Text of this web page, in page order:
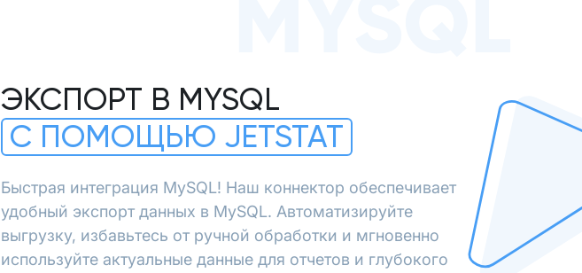
ЭКСПОРТ В MYSQL
С ПОМОЩЬЮ JETSTAT
Быстрая интеграция MySQL! Наш коннектор обеспечивает
удобный экспорт данных в MySQL. Автоматизируйте
выгрузку, избавьтесь от ручной обработки и мгновенно
используйте актуальные данные для отчетов и глубокого